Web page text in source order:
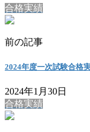
合格実績
前の記事
2024年度一次試験合格
2024年1月30日
合格実績